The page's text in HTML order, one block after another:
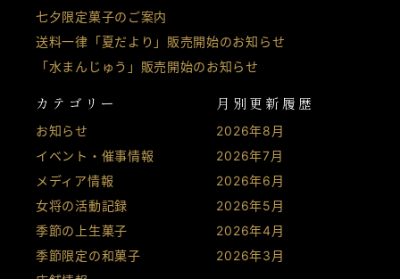
七夕限定菓子のご案内
送料一律「夏だより」販売開始のお知らせ
「水まんじゅう」販売開始のお知らせ
カテゴリー
お知らせ
イベント・催事情報
メディア情報
女将の活動記録
季節の上生菓子
季節限定の和菓子
月別更新履歴
2026年8月
2026年7月
2026年6月
2026年5月
2026年4月
2026年3月